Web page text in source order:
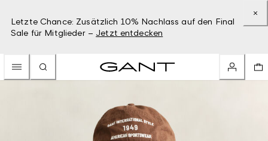
Letzte Chance: Zusätzlich 10% Nachlass auf den Final
Sale für Mitglieder – Jetzt entdecken